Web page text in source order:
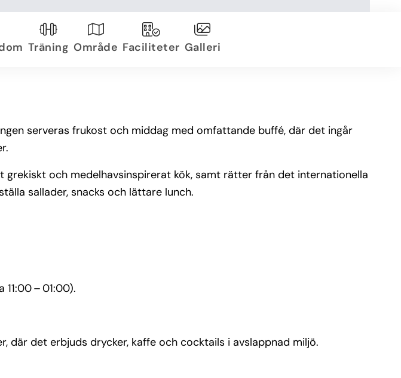
Träning Område Faciliteter Galleri
serveras frukost och middag med omfattande buffé, där det ingår
och medelhavsinspirerat kök, samt rätter från det internationella
sallader, snacks och lättare lunch.
11:00 – 01:00).
där det erbjuds drycker, kaffe och cocktails i avslappnad miljö.